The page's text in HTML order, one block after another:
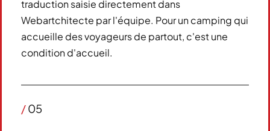
traduction saisie directement dans
Webartchitecte par l'équipe. Pour un camping qui
accueille des voyageurs de partout, c'est une
condition d'accueil.
/05